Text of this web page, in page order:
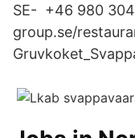
SE- +46 980
group.se/